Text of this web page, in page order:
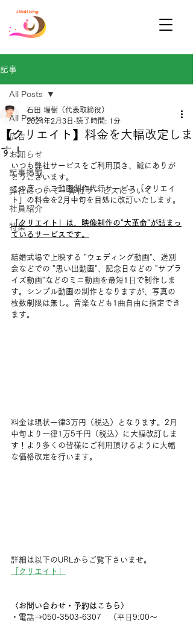
記事
All Posts
広告
お知らせ
記事掲載
弊社について・弊社サービスについて
社員紹介
特集
All Posts
【クリエイト】料金を大幅改定しま
す！
石田 瑞樹（代表取締役）
2024年2月3日 読了時間: 1分
いつも弊社サービスをご利用頂き、誠にありが
とうございます。
この度、ミニ動画制作代行サービス「クリエイ
ト」の料金を2月中旬を目処に改訂いたします。
「クリエイト」は、映像制作の"大革命"が詰まっ
ているサービスです。
結婚式場で上映する "ウェディング動画"、送別
会などでの "思い出動画"、記念日などの "サプラ
イズ動画"などのミニ動画を最短1日で制作しま
す。シンプル動画の制作となりますが、写真の
枚数制限は無し。音楽なども1曲自由に指定でき
ます。
料金は現状一律3万円（税込）となります。2月
中旬より一律1万5千円（税込）に大幅改訂しま
す！より多くの皆様にご利用頂けるように大幅
な価格改定を行います。
詳細は以下のURLからご覧下さいませ。
「クリエイト」
〈お問い合わせ・予約はこちら〉
・電話→050-3503-6307　（平日9:00〜